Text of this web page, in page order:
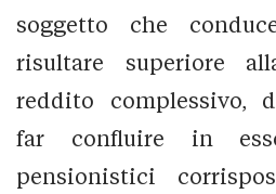
soggetto che
risultare superiore
reddito complessivo,
far confluire in
pensionistici